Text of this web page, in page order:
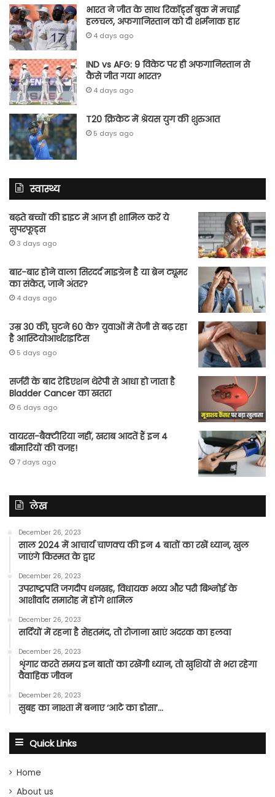
भारत ने जीत के साथ रिकॉर्ड्स बुक में मचाई
हलचल, अफगानिस्तान को दी शर्मनाक हार
4 days ago
IND vs AFG: 9 विकेट पर ही अफगानिस्तान से
कैसे जीत गया भारत?
4 days ago
T20 क्रिकेट में श्रेयस युग की शुरुआत
5 days ago
स्वास्थ्य
बढ़ते बच्चों की डाइट में आज ही शामिल करें ये
सुपरफूड्स
3 days ago
बार-बार होने वाला सिरदर्द माइग्रेन है या ब्रेन ट्यूमर
का संकेत, जाने अंतर?
4 days ago
उम्र 30 की, घुटने 60 के? युवाओं में तेजी से बढ़ रहा
है आस्टियोआर्थराइटिस
5 days ago
सर्जरी के बाद रेडिएशन थेरेपी से आधा हो जाता है
Bladder Cancer का खतरा
6 days ago
वायरस-बैक्टीरिया नहीं, खराब आदतें हैं इन 4
बीमारियों की वजह!
7 days ago
लेख
December 26, 2023
साल 2024 में आचार्य चाणक्य की इन 4 बातों का रखें ध्यान, खुल
जाएंगे किस्मत के द्वार
December 26, 2023
उपराष्ट्रपति जगदीप धनखड़, विधायक भव्य और परी बिश्नोई के
आशीर्वाद समारोह में होंगे शामिल
December 26, 2023
सर्दियों में रहना है सेहतमंद, तो रोजाना खाएं अदरक का हलवा
December 26, 2023
शृंगार करते समय इन बातों का रखेंगी ध्यान, तो खुशियों से भरा रहेगा
वैवाहिक जीवन
December 26, 2023
सुबह का नाश्ता में बनाए ‘आटे का डोसा’…
Quick Links
Home
About us